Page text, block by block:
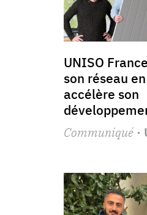
UNISO
son réseau
accélère son
Communiqué·